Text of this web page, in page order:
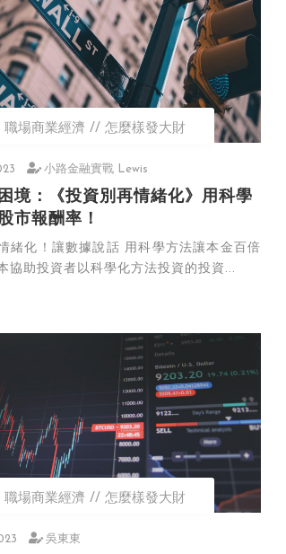
職場商業經濟 怎麼樣發大財
小路金融實戰 Lewis
境：《投資別再情緒化》用科學
市報酬率！
緒化！讓數據說話 用科學方法讓本金百倍
協助投資者以科學化方法投資的投資...
職場商業經濟 怎麼樣發大財
吳東東